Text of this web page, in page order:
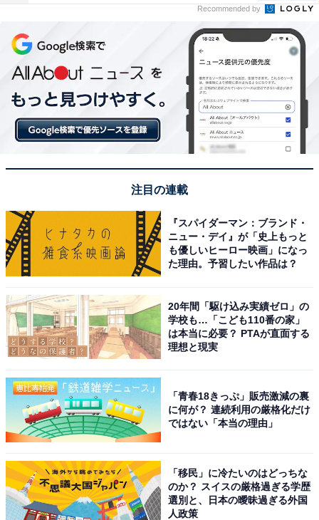
「天然温泉白川郷の湯」は世界遺産の集落内で唯
一の天然温泉宿
天然温泉白川郷の湯（画像：「天然温泉白川郷の湯」公式Webサイトよ
り）
温泉白川郷の湯」は、集落内で唯一の天然温泉を楽しめ
る宿です。館内には、庄川の流れや合掌集落の風景を望
む大浴場、露天風呂を完備しています。お食事は地産地
Recommended by
注目の連載
『スパイダーマン：ブランド・
ニュー・デイ』が「史上もっと
も優しいヒーロー映画」になっ
た理由。予習したい作品は？
20年間「駆け込み実績ゼロ」の
学校も…「こども110番の家」
は本当に必要？ PTAが直面する
理想と現実
「青春18きっぷ」販売激減の裏
に何が？ 連続利用の厳格化だけ
ではない「本当の理由」
「移民」に冷たいのはどっちな
のか？ スイスの厳格過ぎる学歴
選別と、日本の曖昧過ぎる外国
人政策